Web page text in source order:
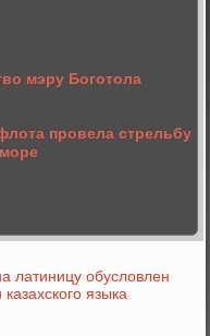
мэру Боготола
провела стрельбу
латиницу обусловлен
языка